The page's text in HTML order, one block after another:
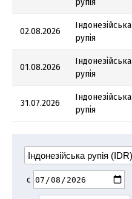
рупія
02.08.2026
Індонезійська
рупія
01.08.2026
Індонезійська
рупія
31.07.2026
Індонезійська
рупія
с